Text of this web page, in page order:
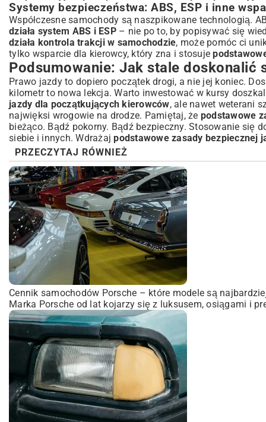
Systemy bezpieczeństwa: ABS, ESP i inne
Współczesne samochody są naszpikowane technologią.
działa system ABS i ESP– nie po to, by popisywać się
działa kontrola trakcji w samochodzie, może pomóc ci
tylko wsparcie dla kierowcy, który zna i stosuje
Podsumowanie: Jak stale doskonalić
Prawo jazdy to dopiero początek drogi, a nie jej koniec.
kilometr to nowa lekcja. Warto inwestować w kursy
jazdy dla początkujących kierowców, ale nawet weterani
najwięksi wrogowie na drodze. Pamiętaj, że podstawowe
bieżąco. Bądź pokorny. Bądź bezpieczny. Stosowanie się
siebie i innych. Wdrażajpodstawowe zasady bezpiecznej
PRZECZYTAJ RÓWNIEŻ
Cennik samochodów Porsche – które modele są
Marka Porsche od lat kojarzy się z luksusem, osiągami i